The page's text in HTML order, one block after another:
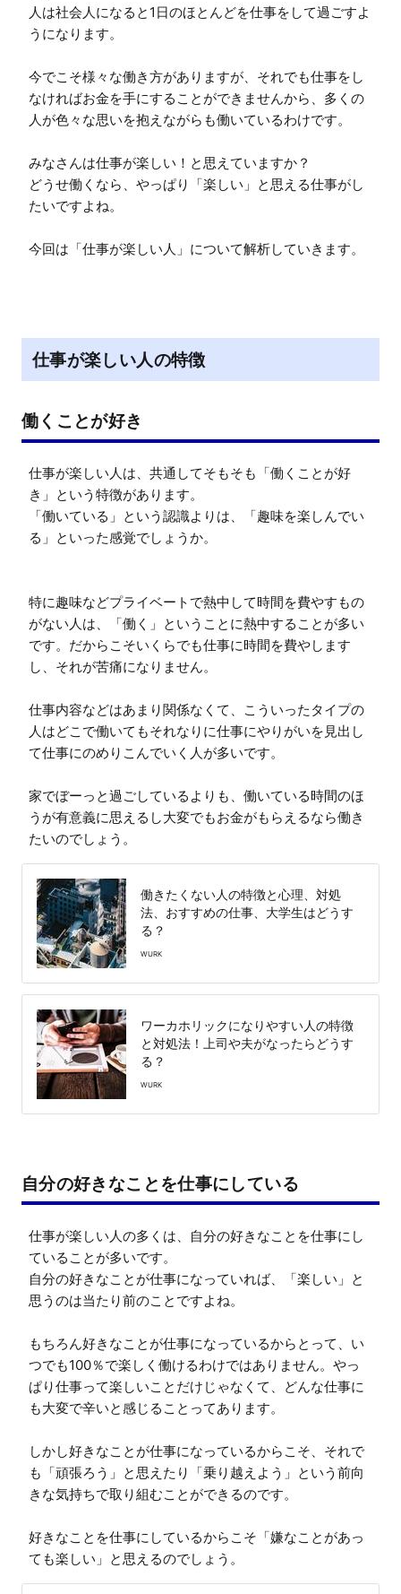
人は社会人になると1日のほとんどを仕事をして過ごすよ
うになります。
今でこそ様々な働き方がありますが、それでも仕事をし
なければお金を手にすることができませんから、多くの
人が色々な思いを抱えながらも働いているわけです。
みなさんは仕事が楽しい！と思えていますか？
どうせ働くなら、やっぱり「楽しい」と思える仕事がし
たいですよね。
仕事が楽しい人の特徴
働くことが好き
仕事が楽しい人は、共通してそもそも「働くことが好
き」という特徴があります。
「働いている」という認識よりは、「趣味を楽しんでい
る」といった感覚でしょうか。
特に趣味などプライベートで熱中して時間を費やすもの
がない人は、「働く」ということに熱中することが多い
です。だからこそいくらでも仕事に時間を費やします
し、それが苦痛になりません。
仕事内容などはあまり関係なくて、こういったタイプの
人はどこで働いてもそれなりに仕事にやりがいを見出し
て仕事にのめりこんでいく人が多いです。
家でぼーっと過ごしているよりも、働いている時間のほ
うが有意義に思えるし大変でもお金がもらえるなら働き
たいのでしょう。
働きたくない人の特徴と心理、対処
法、おすすめの仕事、大学生はどうす
る？
WURK
ワーカホリックになりやすい人の特徴
と対処法！上司や夫がなったらどうす
る？
WURK
自分の好きなことを仕事にしている
仕事が楽しい人の多くは、自分の好きなことを仕事にし
ていることが多いです。
自分の好きなことが仕事になっていれば、「楽しい」と
思うのは当たり前のことですよね。
もちろん好きなことが仕事になっているからとって、い
つでも100％で楽しく働けるわけではありません。やっ
ぱり仕事って楽しいことだけじゃなくて、どんな仕事に
も大変で辛いと感じることってあります。
しかし好きなことが仕事になっているからこそ、それで
も「頑張ろう」と思えたり「乗り越えよう」という前向
きな気持ちで取り組むことができるのです。
好きなことを仕事にしているからこそ「嫌なことがあっ
ても楽しい」と思えるのでしょう。